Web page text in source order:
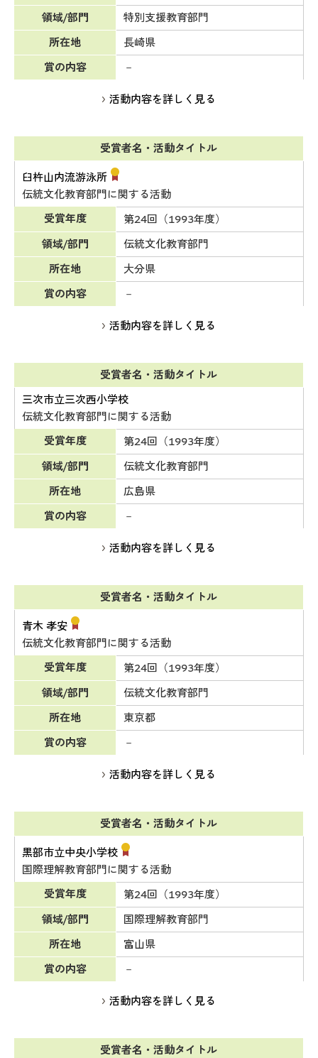
領域/部門
特別支援教育部門
所在地
長崎県
賞の内容
－
活動内容を詳しく見る
受賞者名・活動タイトル
臼杵山内流游泳所
伝統文化教育部門に関する活動
受賞年度
第24回（1993年度）
領域/部門
伝統文化教育部門
所在地
大分県
賞の内容
－
活動内容を詳しく見る
受賞者名・活動タイトル
三次市立三次西小学校
伝統文化教育部門に関する活動
受賞年度
第24回（1993年度）
領域/部門
伝統文化教育部門
所在地
広島県
賞の内容
－
活動内容を詳しく見る
受賞者名・活動タイトル
青木 孝安
伝統文化教育部門に関する活動
受賞年度
第24回（1993年度）
領域/部門
伝統文化教育部門
所在地
東京都
賞の内容
－
活動内容を詳しく見る
受賞者名・活動タイトル
黒部市立中央小学校
国際理解教育部門に関する活動
受賞年度
第24回（1993年度）
領域/部門
国際理解教育部門
所在地
富山県
賞の内容
－
活動内容を詳しく見る
受賞者名・活動タイトル